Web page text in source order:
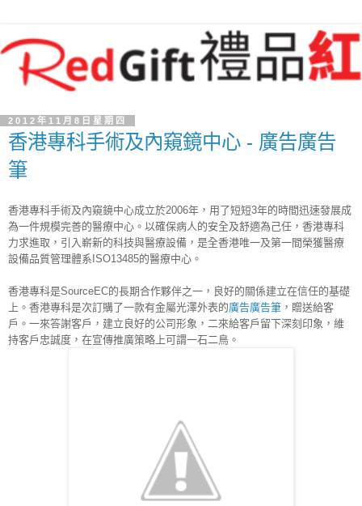
2012年11月8日星期四
香港專科手術及內窺鏡中心 - 廣告廣告
筆
香港專科手術及內窺鏡中心成立於2006年，用了短短3年的時間迅速發展成
為一件規模完善的醫療中心。以確保病人的安全及舒適為己任，香港專科
力求進取，引入嶄新的科技與醫療設備，是全香港唯一及第一間榮獲醫療
設備品質管理體系ISO13485的醫療中心。
香港專科是SourceEC的長期合作夥伴之一，良好的關係建立在信任的基礎
上。香港專科是次訂購了一款有金屬光澤外表的廣告廣告筆 ，贈送給客
戶。一來答謝客戶，建立良好的公司形象，二來給客戶留下深刻印象，維
持客戶忠誠度，在宣傳推廣策略上可謂一石二鳥。